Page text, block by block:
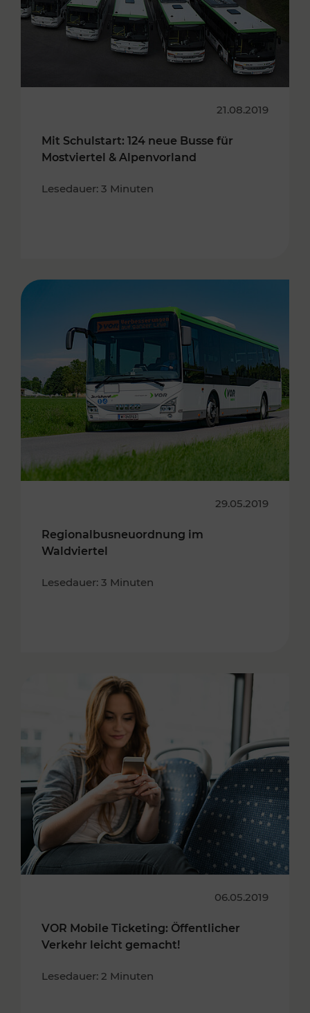
21.08.2019
Mit Schulstart: 124 neue Busse für
Mostviertel & Alpenvorland
Lesedauer: 3 Minuten
29.05.2019
Regionalbusneuordnung im
Waldviertel
Lesedauer: 3 Minuten
06.05.2019
VOR Mobile Ticketing: Öffentlicher
Verkehr leicht gemacht!
Lesedauer: 2 Minuten